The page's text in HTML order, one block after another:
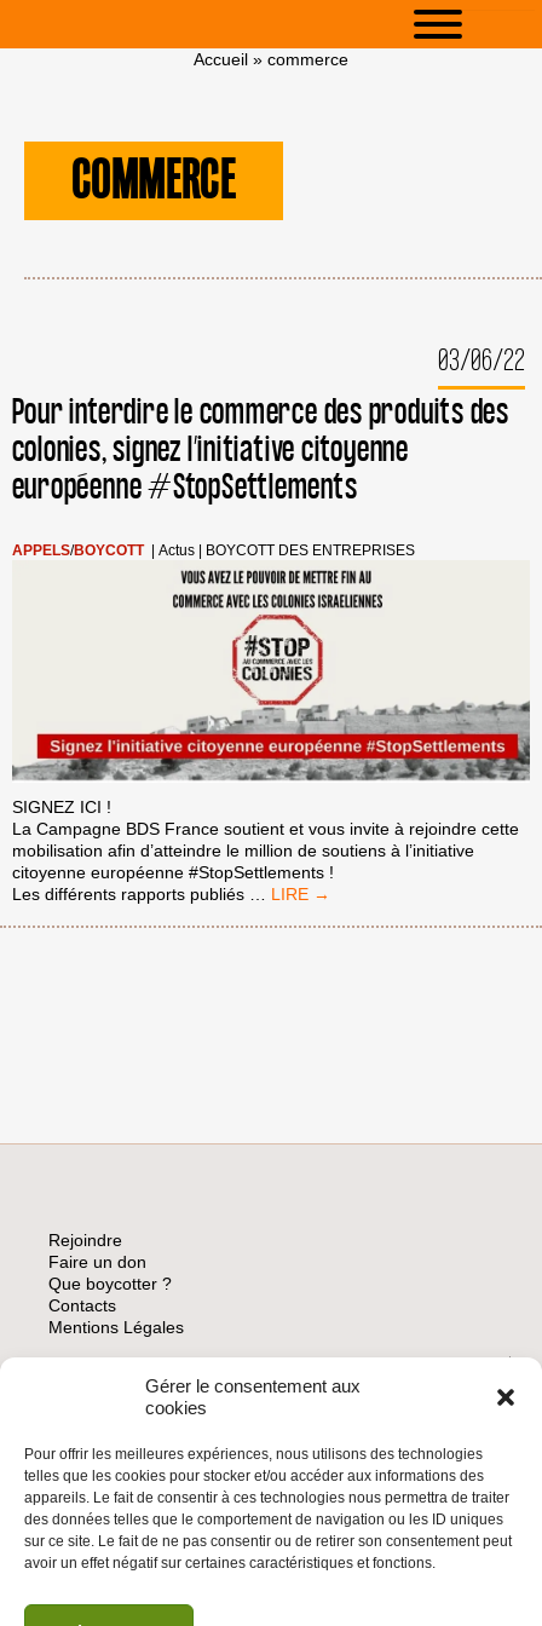
Gérer le consentement aux
cookies
Pour offrir les meilleures expériences, nous utilisons des technologies
telles que les cookies pour stocker et/ou accéder aux informations des
appareils. Le fait de consentir à ces technologies nous permettra de traiter
des données telles que le comportement de navigation ou les ID uniques
sur ce site. Le fait de ne pas consentir ou de retirer son consentement peut
avoir un effet négatif sur certaines caractéristiques et fonctions.
Accueil » commerce
COMMERCE
03/06/22
Pour interdire le commerce des produits des
colonies, signez l’initiative citoyenne
européenne #StopSettlements
APPELS/BOYCOTT Actus| BOYCOTT DES ENTREPRISES
SIGNEZ ICI !
La Campagne BDS France soutient et vous invite à rejoindre cette
mobilisation afin d’atteindre le million de soutiens à l’initiative
citoyenne européenne #StopSettlements !
Les différents rapports publiés
POUR
Rejoindre
Faire un don
Que boycotter ?
Contacts
Mentions Légales
ARCHIVES
INSCRIVEZ-VOUS À LA NEWSLETTER
Inscrivez-vous à la Newsletter